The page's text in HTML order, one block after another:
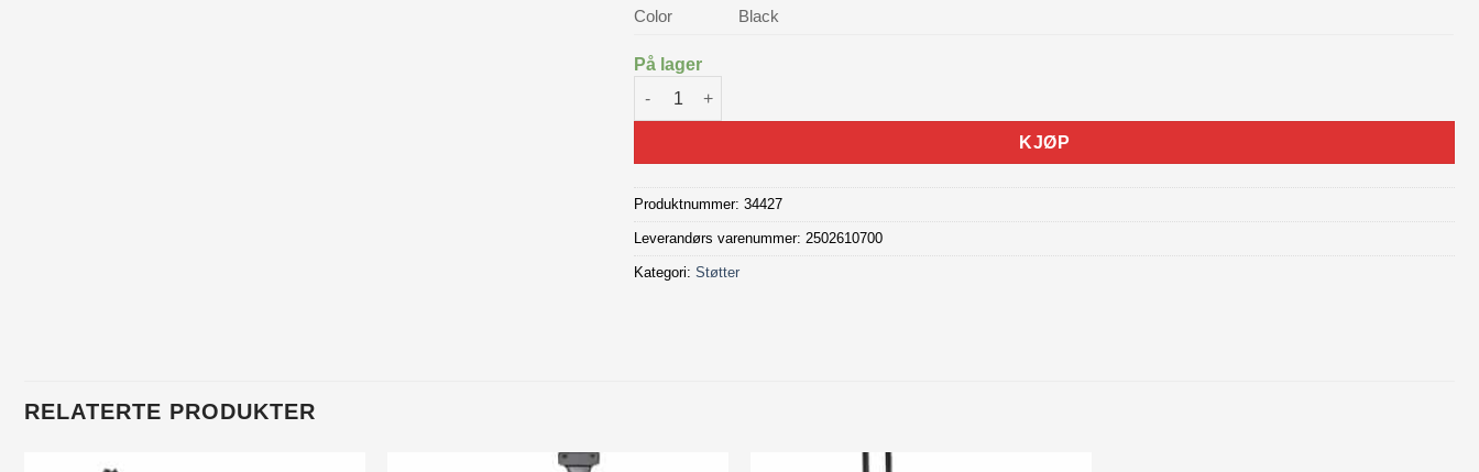
Color Black
På lager
XLC Bakmontert støtte justerbar antall
KJØP
Produktnummer:34427
Leverandørs varenummer: 2502610700
Kategori:Støtter
RELATERTE PRODUKTER